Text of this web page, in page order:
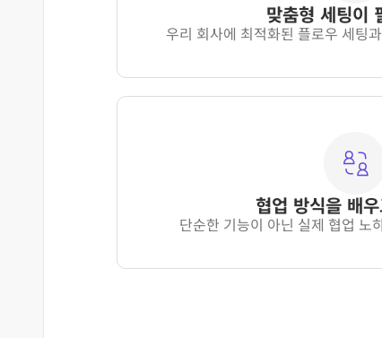
맞춤형 세팅이
우리 회사에 최적화된 플로우 세팅
협업 방식을 배
단순한 기능이 아닌 실제 협업 노